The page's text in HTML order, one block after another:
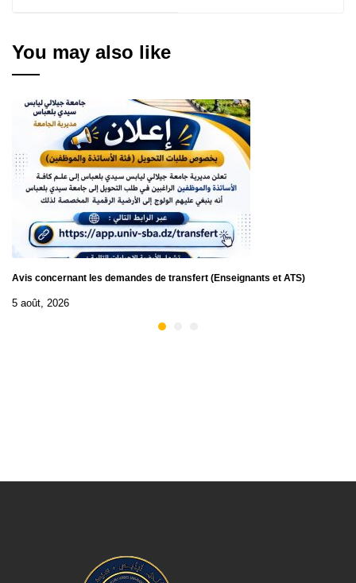
You may also like
Avis concernant les demandes de transfert (Enseignants et ATS)
5 août, 2026